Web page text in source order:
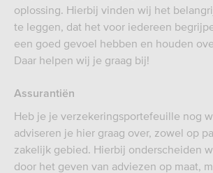
oplossing. Hierbij vinden wij het
te leggen, dat het voor iedereen
een goed gevoel hebben en houden
Daar helpen wij je graag bij!
Assurantiën
Heb je je verzekeringsportefeuille nog
adviseren je hier graag over, zowel op
zakelijk gebied. Hierbij onderscheiden
door het geven van adviezen op maat,